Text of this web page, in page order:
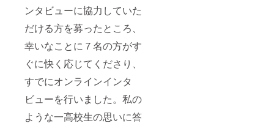
ンタビューに協力していた
だける方を募ったところ、
幸いなことに７名の方がす
ぐに快く応じてくださり、
すでにオンラインインタ
ビューを行いました。私の
ような一高校生の思いに答